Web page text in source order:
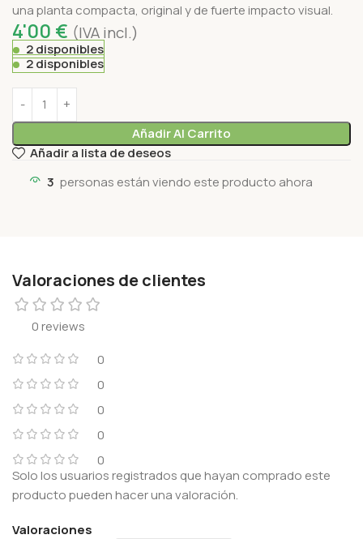
una planta compacta, original y de fuerte impacto visual.
4'00 € (IVA incl.)
2 disponibles
2 disponibles
Añadir Al Carrito
Añadir a lista de deseos
3 personas están viendo este producto ahora
Valoraciones de clientes
0 reviews
0
0
0
0
0
Valoraciones
Solo los usuarios registrados que hayan comprado este
producto pueden hacer una valoración.